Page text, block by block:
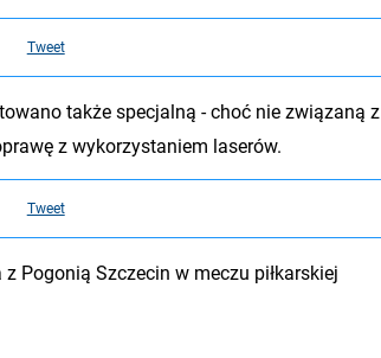
Tweet
także specjalną - choć nie związaną z
z wykorzystaniem laserów.
Tweet
Pogonią Szczecin w meczu piłkarskiej